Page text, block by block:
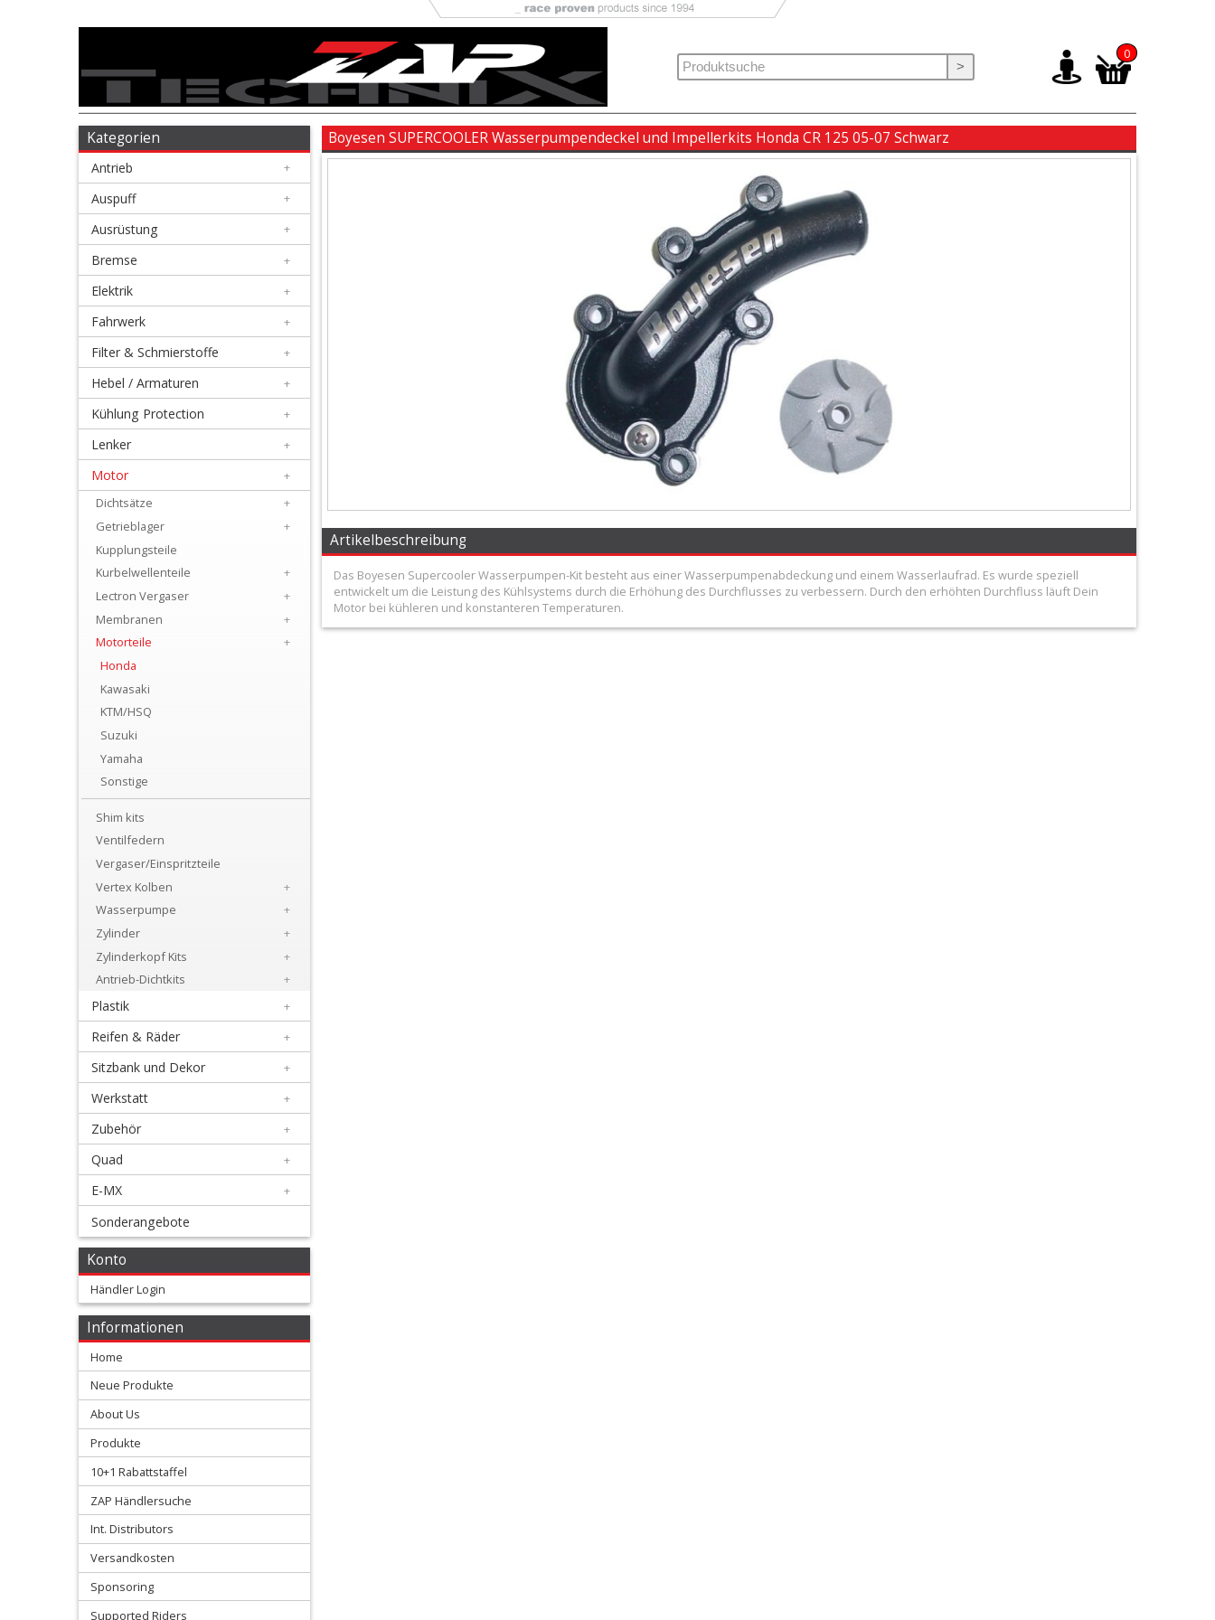
Antrieb
Auspuff
Ausrüstung
Bremse
Elektrik
Fahrwerk
Schmierstoffe
Armaturen
Kühlung
Protection
Dichtsätze
Getrieblager
Kupplungsteile
Kurbelwellenteile
Lectron
Vergaser
Membranen
Motorteile
Honda
Kawasaki
KTM/HSQ
Suzuki
Yamaha
Sonstige
>
0
Kategorien
Antrieb +
Auspuff +
Ausrüstung +
Bremse +
Elektrik +
Fahrwerk +
Filter & Schmierstoffe +
Hebel / Armaturen +
Kühlung Protection +
Lenker +
Motor
+
Dichtsätze
+
Getrieblager
+
Kupplungsteile
Kurbelwellenteile
+
Lectron Vergaser
+
Membranen
+
Motorteile
+
Honda
Kawasaki
KTM/HSQ
Suzuki
Yamaha
Sonstige
Shim kits
Ventilfedern
Vergaser/Einspritzteile
Vertex Kolben
+
Wasserpumpe
+
Zylinder
+
Zylinderkopf Kits
+
Antrieb-Dichtkits
+
Plastik +
Reifen & Räder +
Sitzbank und Dekor +
Werkstatt +
Zubehör +
Quad +
E-MX +
Sonderangebote
Konto
Händler Login
Informationen
Home
Neue Produkte
About Us
Produkte
10+1 Rabattstaffel
ZAP Händlersuche
Int. Distributors
Versandkosten
Sponsoring
Supported Riders
Boyesen SUPERCOOLER Wasserpumpendeckel und Impellerkits Honda CR 125 05-07 Schwarz
Artikelbeschreibung
Das Boyesen Supercooler Wasserpumpen-Kit besteht aus einer Wasserpumpenabdeckung und einem Wasserlaufrad. Es wurde speziell
entwickelt um die Leistung des Kühlsystems durch die Erhöhung des Durchflusses zu verbessern. Durch den erhöhten Durchfluss läuft Dein
Motor bei kühleren und konstanteren Temperaturen.